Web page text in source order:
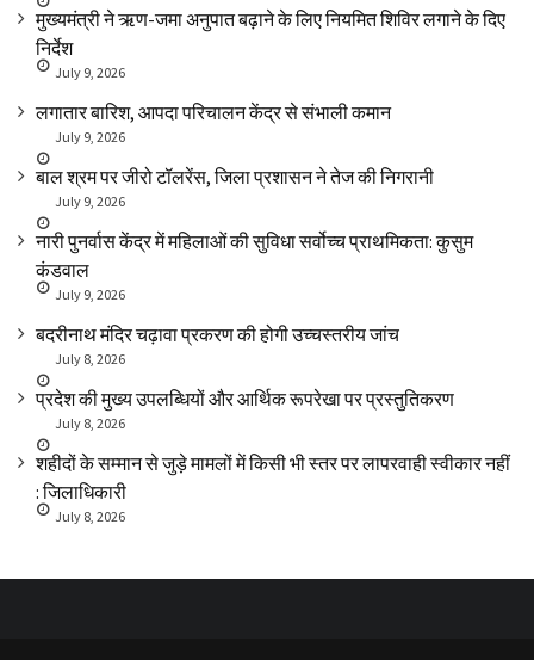
मुख्यमंत्री ने ऋण-जमा अनुपात बढ़ाने के लिए नियमित शिविर लगाने के दिए
निर्देश
July 9, 2026
लगातार बारिश, आपदा परिचालन केंद्र से संभाली कमान
July 9, 2026
बाल श्रम पर जीरो टॉलरेंस, जिला प्रशासन ने तेज की निगरानी
July 9, 2026
नारी पुनर्वास केंद्र में महिलाओं की सुविधा सर्वोच्च प्राथमिकता: कुसुम
कंडवाल
July 9, 2026
बदरीनाथ मंदिर चढ़ावा प्रकरण की होगी उच्चस्तरीय जांच
July 8, 2026
प्रदेश की मुख्य उपलब्धियों और आर्थिक रूपरेखा पर प्रस्तुतिकरण
July 8, 2026
शहीदों के सम्मान से जुड़े मामलों में किसी भी स्तर पर लापरवाही स्वीकार नहीं
: जिलाधिकारी
July 8, 2026